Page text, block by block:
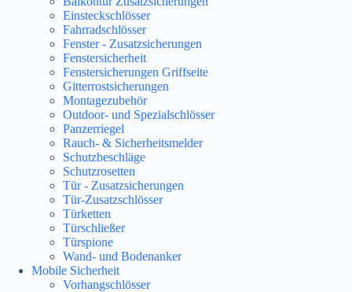
Einsteckschlösser
Fahrradschlösser
Fenster - Zusatzsicherungen
Fenstersicherheit
Fenstersicherungen Griffseite
Gitterrostsicherungen
Montagezubehör
Outdoor- und Spezialschlösser
Panzerriegel
Rauch- & Sicherheitsmelder
Schutzbeschläge
Schutzrosetten
Tür - Zusatzsicherungen
Tür-Zusatzschlösser
Türketten
Türschließer
Türspione
Wand- und Bodenanker
Mobile Sicherheit
Vorhangschlösser